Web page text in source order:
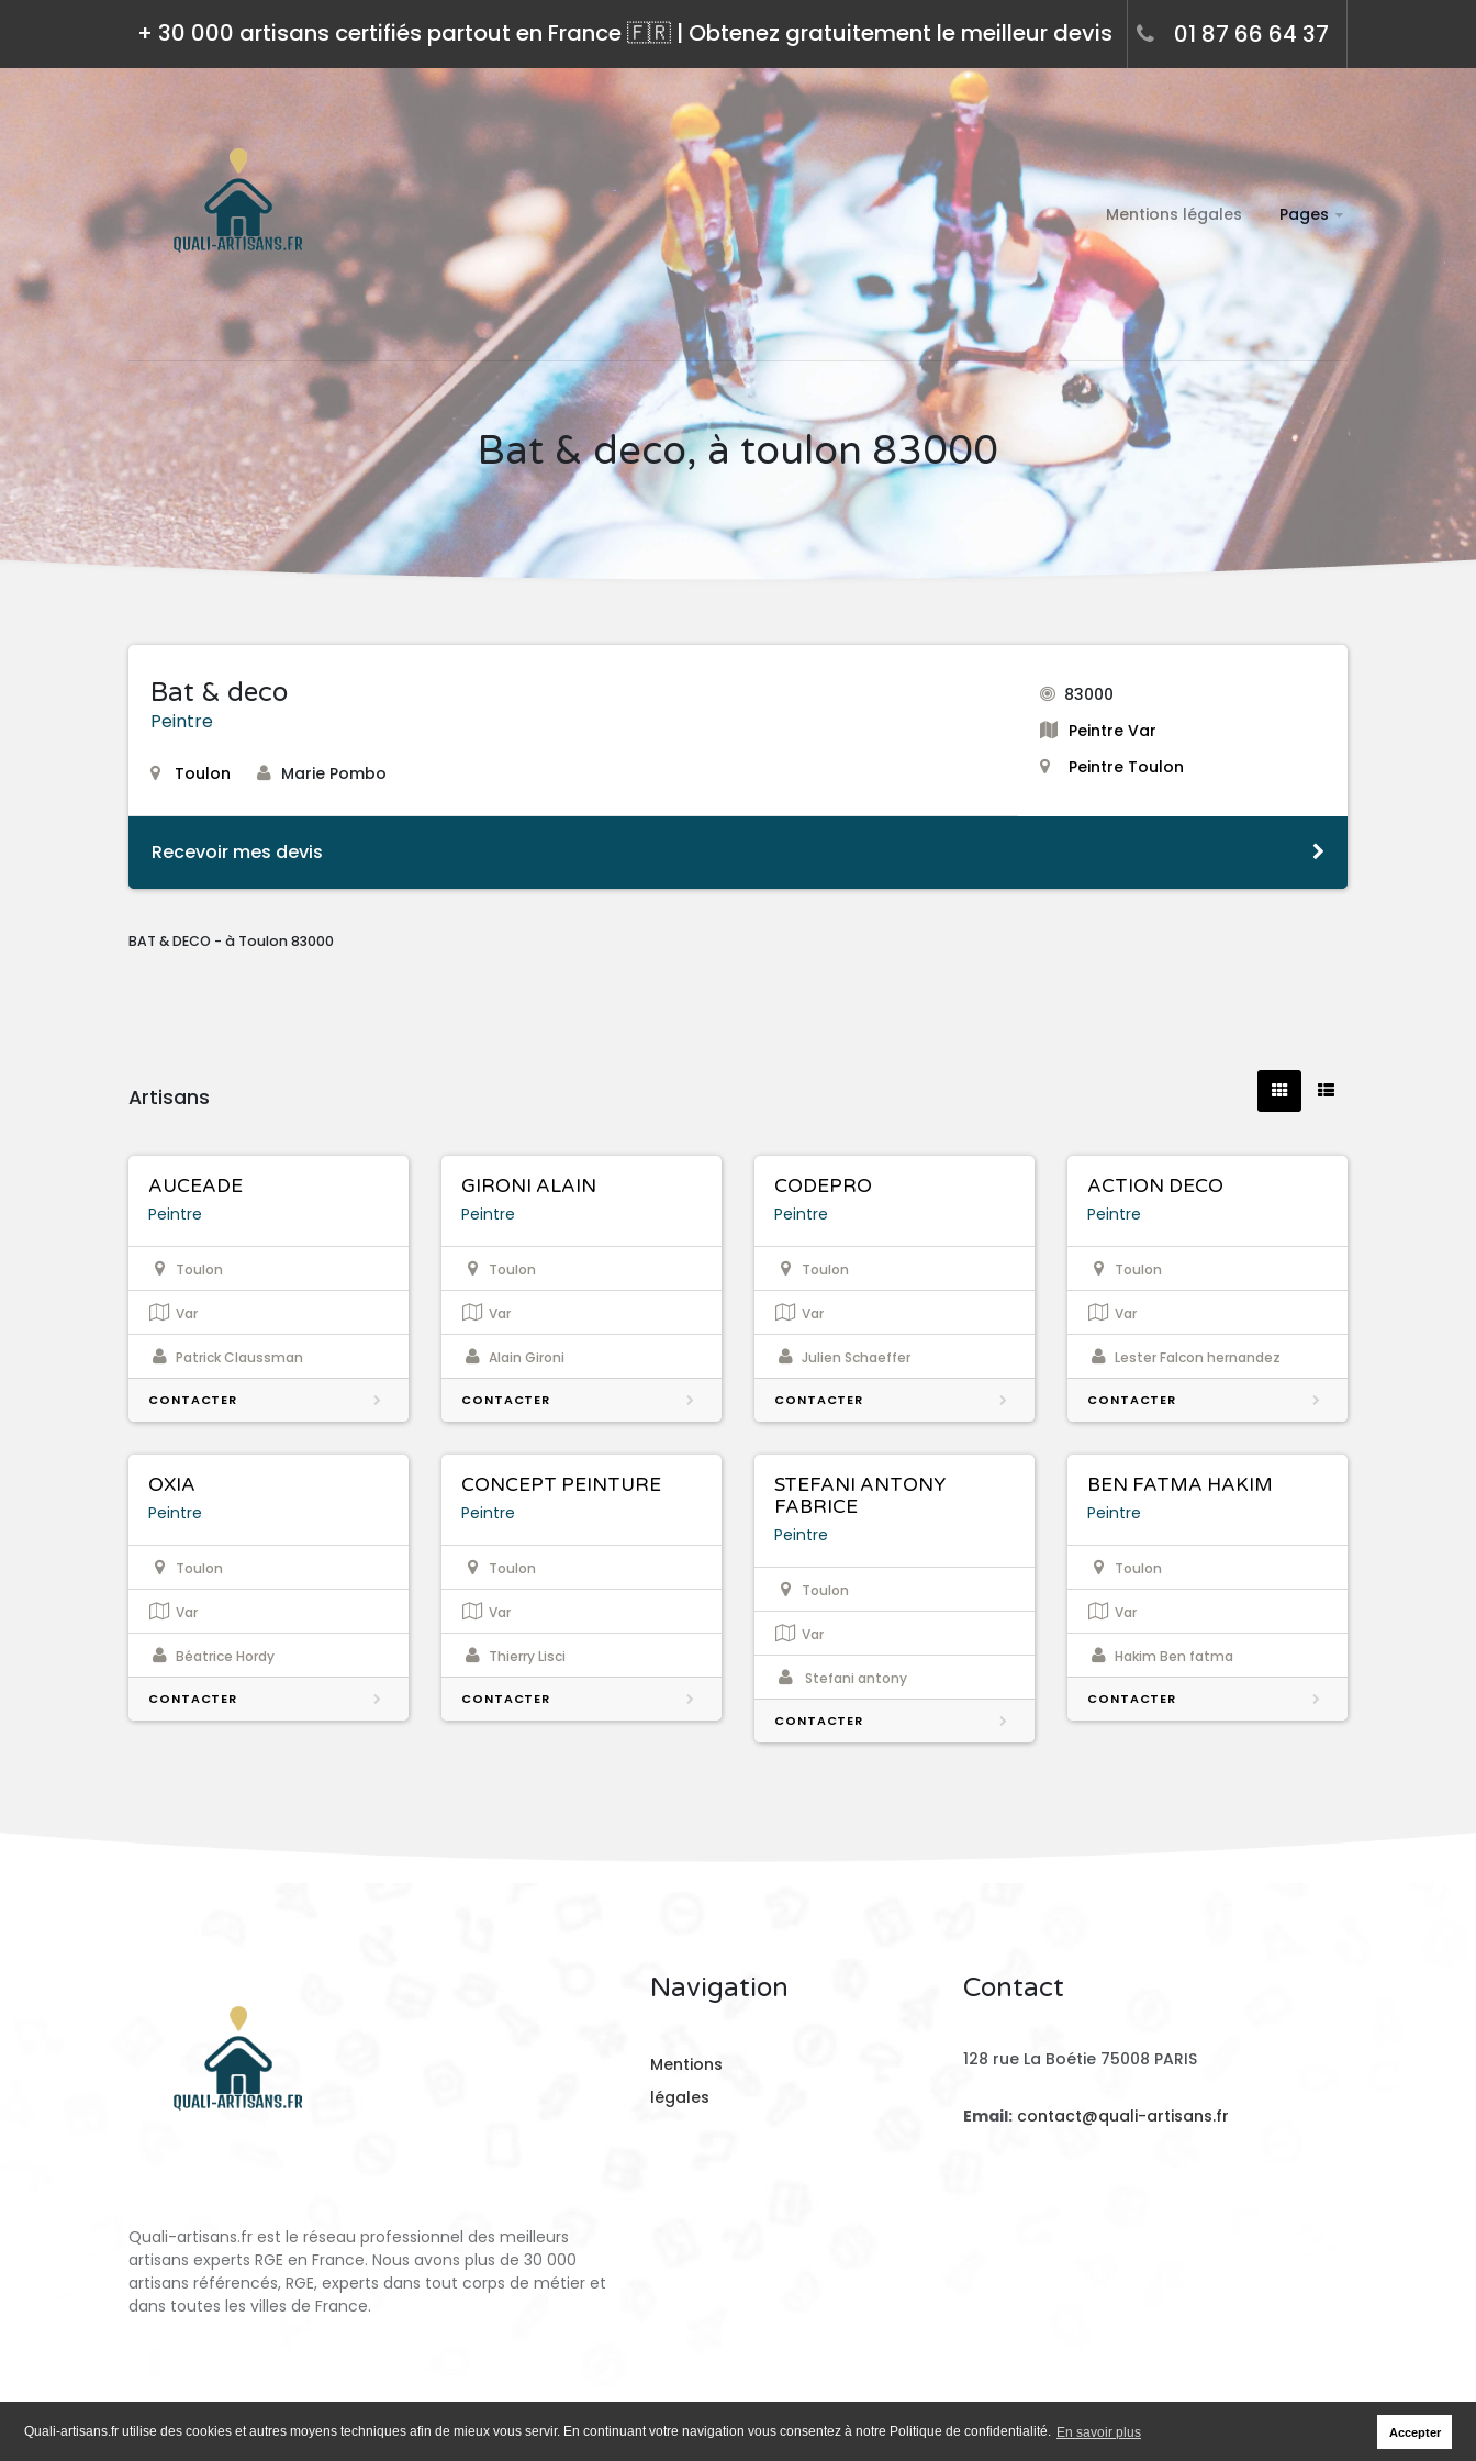
Quali-artisans.fr utilise des cookies et autres moyens techniques afin de mieux vous servir. En continuant votre navigation vous consentez à notre Politique de confidentialité. En savoir plus Accepter
+ 30 000 artisans certifiés partout en France 🇫🇷 | Obtenez gratuitement le meilleur devis 01 87 66 64 37
Mentions légales Pages
Bat & deco, à toulon 83000
Bat & deco
Peintre
Toulon Marie Pombo
83000
Peintre Var
Peintre Toulon
Recevoir mes devis
BAT & DECO - à Toulon 83000
Artisans
AUCEADE
Peintre
Toulon
Var
Patrick Claussman
CONTACTER
GIRONI ALAIN
Peintre
Toulon
Var
Alain Gironi
CONTACTER
CODEPRO
Peintre
Toulon
Var
Julien Schaeffer
CONTACTER
ACTION DECO
Peintre
Toulon
Var
Lester Falcon hernandez
CONTACTER
OXIA
Peintre
Toulon
Var
Béatrice Hordy
CONTACTER
CONCEPT PEINTURE
Peintre
Toulon
Var
Thierry Lisci
CONTACTER
STEFANI ANTONY
FABRICE
Peintre
Toulon
Var
Stefani antony
CONTACTER
BEN FATMA HAKIM
Peintre
Toulon
Var
Hakim Ben fatma
CONTACTER
Quali-artisans.fr est le réseau professionnel des meilleurs
artisans experts RGE en France. Nous avons plus de 30 000
artisans référencés, RGE, experts dans tout corps de métier et
dans toutes les villes de France.
Navigation
Mentions
légales
Contact
128 rue La Boétie 75008 PARIS
Email: contact@quali-artisans.fr